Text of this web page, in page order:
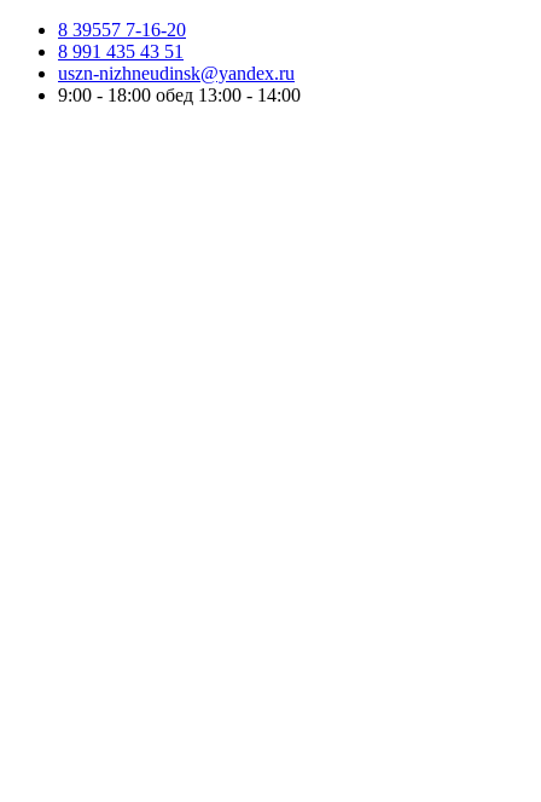
8 39557 7-16-20
8 991 435 43 51
uszn-nizhneudinsk@yandex.ru
9:00 - 18:00 обед 13:00 - 14:00